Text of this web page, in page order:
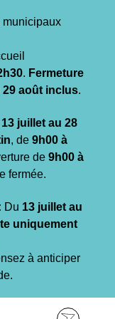
municipaux
. Fermeture
29 août inclus.
13 juillet au 28
, de 9h00 à
de 9h00 à
fermée.
Du 13 juillet au
uniquement
à anticiper